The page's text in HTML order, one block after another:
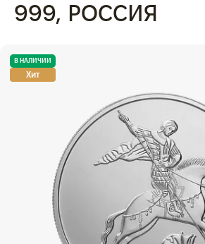
999, РОССИЯ
В НАЛИЧИИ
Хит